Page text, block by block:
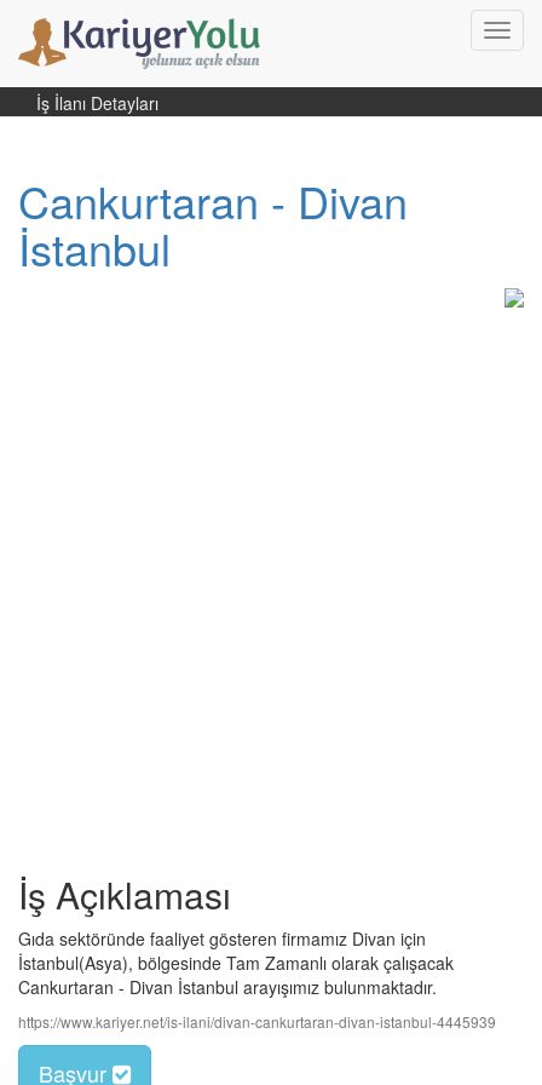
İş İlanı Detayları
Cankurtaran - Divan
İstanbul
İş Açıklaması
Gıda sektöründe faaliyet gösteren firmamız Divan için
İstanbul(Asya), bölgesinde Tam Zamanlı olarak çalışacak
Cankurtaran - Divan İstanbul arayışımız bulunmaktadır.
https://www.kariyer.net/is-ilani/divan-cankurtaran-divan-istanbul-4445939
Başvur